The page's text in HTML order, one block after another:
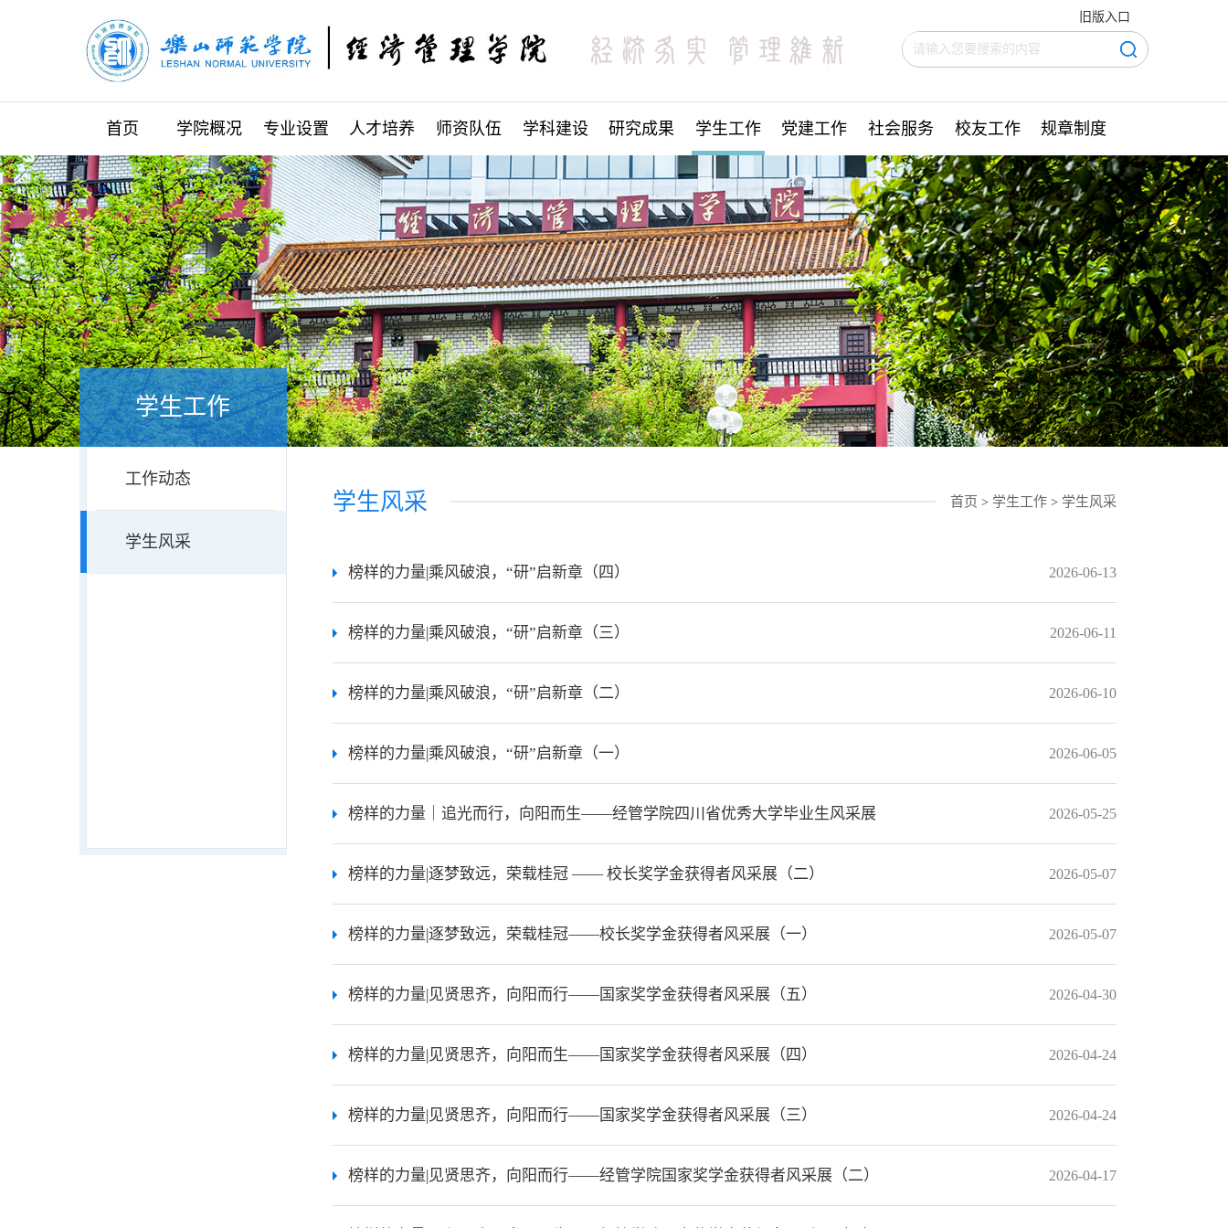
旧版入口
首页 学院概况 专业设置 人才培养 师资队伍 学科建设 研究成果 学生工作 党建工作 社会服务 校友工作 规章制度
学生工作
工作动态
学生风采
首页 > 学生工作> 学生风采
学生风采
榜样的力量|乘风破浪，“研”启新章（四） 2026-06-13
榜样的力量|乘风破浪，“研”启新章（三） 2026-06-11
榜样的力量|乘风破浪，“研”启新章（二） 2026-06-10
榜样的力量|乘风破浪，“研”启新章（一） 2026-06-05
榜样的力量｜追光而行，向阳而生——经管学院四川省优秀大学毕业生风采展 2026-05-25
榜样的力量|逐梦致远，荣载桂冠 —— 校长奖学金获得者风采展（二） 2026-05-07
榜样的力量|逐梦致远，荣载桂冠——校长奖学金获得者风采展（一） 2026-05-07
榜样的力量|见贤思齐，向阳而行——国家奖学金获得者风采展（五） 2026-04-30
榜样的力量|见贤思齐，向阳而生——国家奖学金获得者风采展（四） 2026-04-24
榜样的力量|见贤思齐，向阳而行——国家奖学金获得者风采展（三） 2026-04-24
榜样的力量|见贤思齐，向阳而行——经管学院国家奖学金获得者风采展（二） 2026-04-17